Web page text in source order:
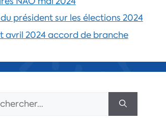
président sur les élections 2024
avril 2024 accord de branche